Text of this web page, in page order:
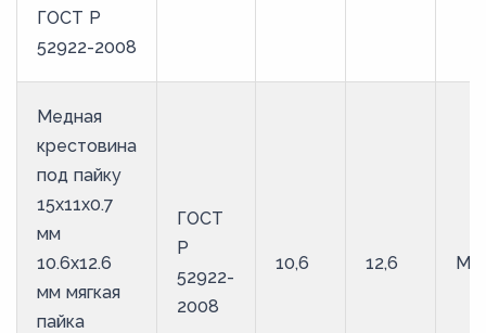
ГОСТ Р
52922-2008
Медная
крестовина
под пайку
15х11х0.7
мм
10.6х12.6
мм мягкая
пайка
ГОСТ
Р
52922-
2008
10,6 12,6